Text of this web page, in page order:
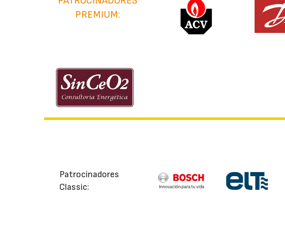
PREMIUM:
Patrocinadores
Classic: